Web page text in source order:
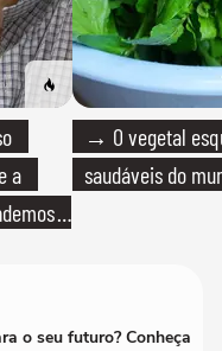
a
→ O vegetal
saudáveis do
o seu futuro? Conheça